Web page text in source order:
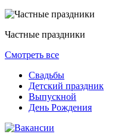
Частные праздники
Смотреть все
Свадьбы
Детский праздник
Выпускной
День Рождения